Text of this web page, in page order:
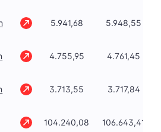
5.941,68 5.948,55
4.755,95 4.761,45
3.713,55 3.717,84
104.240,08 106.643,41